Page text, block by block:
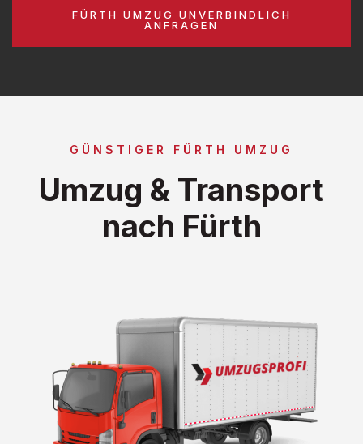
FÜRTH UMZUG UNVERBINDLICH
ANFRAGEN
GÜNSTIGER FÜRTH UMZUG
Umzug & Transport
nach Fürth